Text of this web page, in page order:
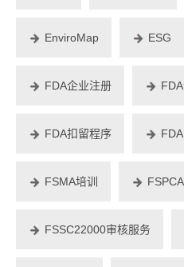
EnviroMap ESG
FDA企业注册
FDA扣留程序
FSMA培训
FSSC22000审核服务